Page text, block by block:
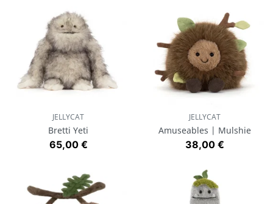
JELLYCAT
Bretti Yeti
Prix
65,00 €
JELLYCAT
Amuseables | Mulshie
Prix
38,00 €